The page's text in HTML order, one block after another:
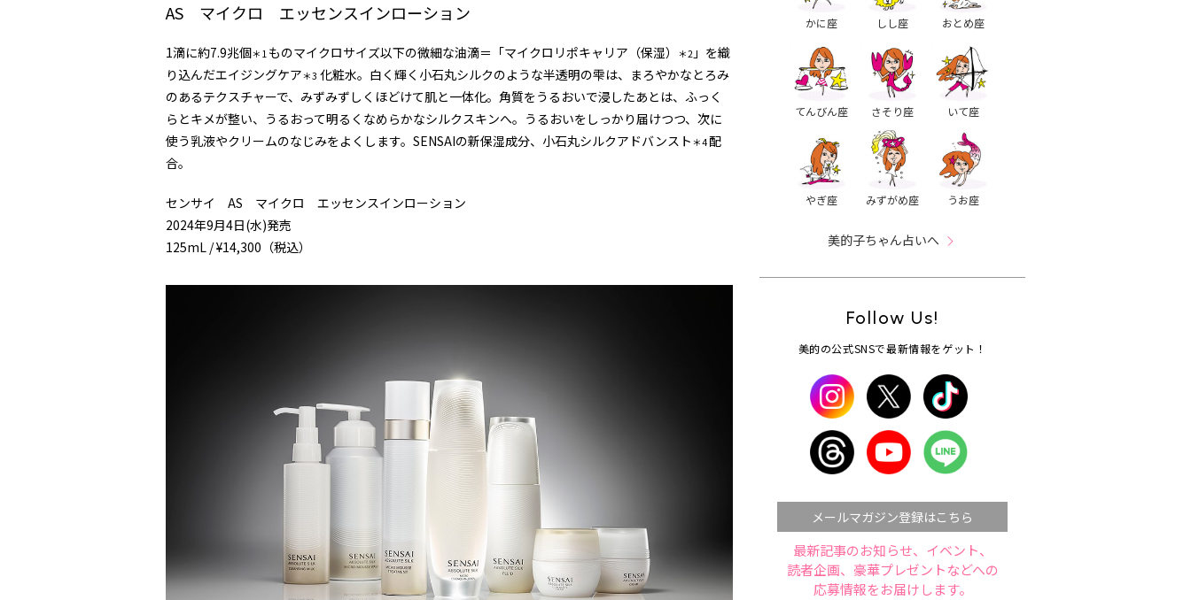
AS マイクロ エッセンスインローション
1滴に約7.9兆個＊1 ものマイクロサイズ以下の微細な油滴＝「マイクロリポキャリア（保湿） ＊2 」を織
り込んだエイジングケア＊3 化粧水。白く輝く小石丸シルクのような半透明の雫は、まろやかなとろみ
のあるテクスチャーで、みずみずしくほどけて肌と一体化。角質をうるおいで浸したあとは、ふっく
らとキメが整い、うるおって明るくなめらかなシルクスキンへ。うるおいをしっかり届けつつ、次に
使う乳液やクリームのなじみをよくします。SENSAIの新保湿成分、小石丸シルクアドバンスト ＊4配
合。
センサイ AS マイクロ エッセンスインローション
2024年9月4日(水)発売
125mL / ¥14,300（税込）
かに座 しし座 おとめ座
てんびん座 さそり座 いて座
やぎ座 みずがめ座 うお座
美的子ちゃん占いへ
Follow Us!
美的の公式SNSで最新情報をゲット！
メールマガジン登録はこちら
最新記事のお知らせ、イベント、
読者企画、豪華プレゼントなどへの
応募情報をお届けします。